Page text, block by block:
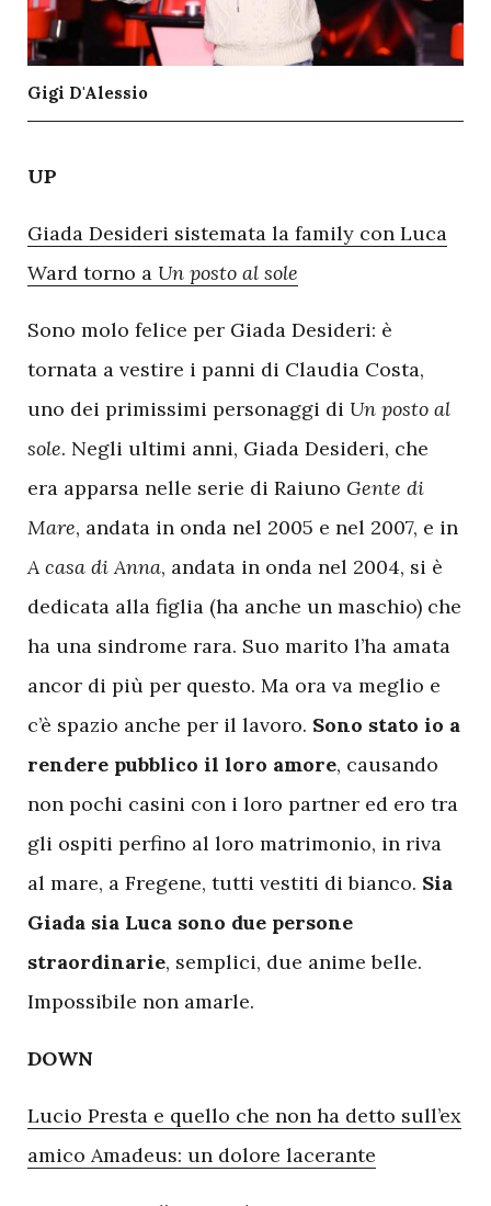
Gigi D'Alessio
UP
Giada Desideri sistemata la family con Luca
Ward torno a Un posto al sole
Sono molo felice per Giada Desideri: è
tornata a vestire i panni di Claudia Costa,
uno dei primissimi personaggi di Un posto al
sole. Negli ultimi anni, Giada Desideri, che
era apparsa nelle serie di Raiuno Gente di
Mare, andata in onda nel 2005 e nel 2007, e in
A casa di Anna, andata in onda nel 2004, si è
dedicata alla figlia (ha anche un maschio) che
ha una sindrome rara. Suo marito l’ha amata
ancor di più per questo. Ma ora va meglio e
c’è spazio anche per il lavoro. Sono stato io a
rendere pubblico il loro amore, causando
non pochi casini con i loro partner ed ero tra
gli ospiti perfino al loro matrimonio, in riva
al mare, a Fregene, tutti vestiti di bianco. Sia
Giada sia Luca sono due persone
straordinarie, semplici, due anime belle.
Impossibile non amarle.
DOWN
Lucio Presta e quello che non ha detto sull’ex
amico Amadeus: un dolore lacerante